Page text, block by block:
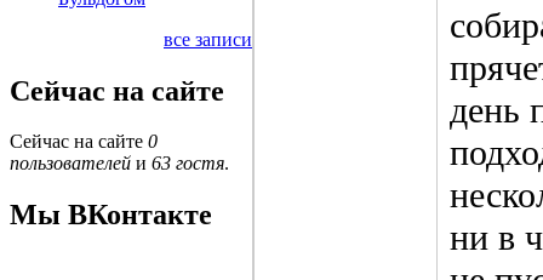
все записи
Сейчас на сайте
Сейчас на сайте 0
пользователей и 63 гостя.
Мы ВКонтакте
день
ни в